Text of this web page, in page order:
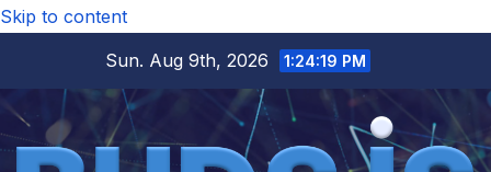
Skip to content
Sun. Aug 9th, 2026
1:24:20 PM